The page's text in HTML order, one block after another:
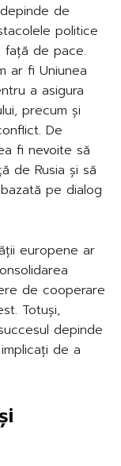
de
politice
față de pace.
ar fi Uniunea
a asigura
precum și
De
fi nevoite să
de Rusia și să
pe dialog
europene ar
de cooperare
Totuși,
depinde
de a